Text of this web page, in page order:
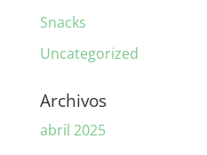
Snacks
Uncategorized
Archivos
abril 2025